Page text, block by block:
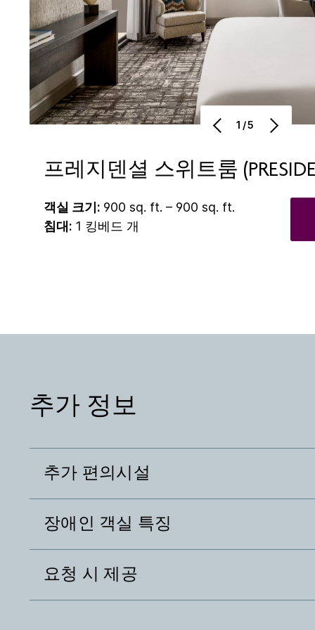
1/5
프레지덴셜 스위트룸
객실 크기: 900 sq. ft. – 900 sq. ft.
침대: 1 킹베드 개
추가 정보
추가 편의시설
장애인 객실 특징
요청 시 제공